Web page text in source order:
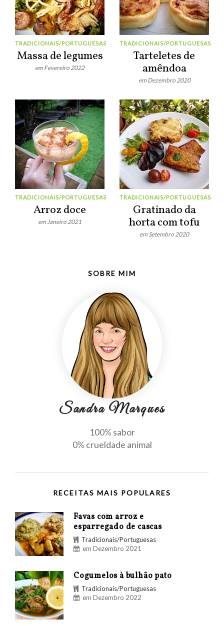
TRADICIONAIS/PORTUGUESAS
Massa de legumes
em Fevereiro 2022
TRADICIONAIS/PORTUGUESAS
Tarteletes de
amêndoa
em Dezembro 2020
TRADICIONAIS/PORTUGUESAS
Arroz doce
em Janeiro 2021
TRADICIONAIS/PORTUGUESAS
Gratinado da
horta com tofu
em Setembro 2020
SOBRE MIM
Sandra Marques
100% sabor
0% crueldade animal
RECEITAS MAIS POPULARES
Favas com arroz e
esparregado de cascas
Tradicionais/Portuguesas
em Dezembro 2021
Cogumelos à bulhão pato
Tradicionais/Portuguesas
em Dezembro 2022